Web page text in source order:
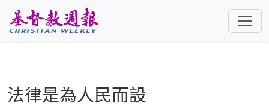
法律是為人民而設